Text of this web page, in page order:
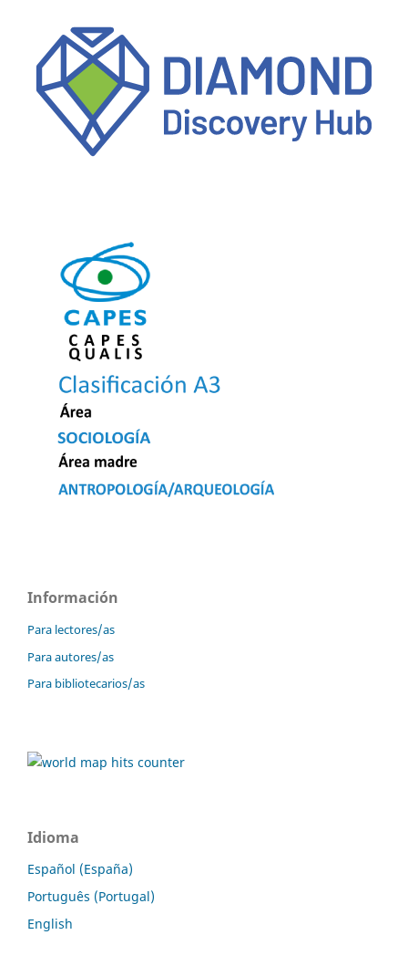
Información
Para lectores/as
Para autores/as
Para bibliotecarios/as
Idioma
Español (España)
Português (Portugal)
English